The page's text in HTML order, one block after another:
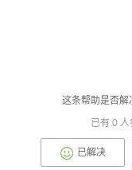
这条帮助是否解
已有 0 人
已解决